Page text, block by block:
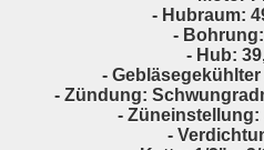
- Hubraum:
-
- Hub:
-
- Zündung:
- Züneinstellung:
-